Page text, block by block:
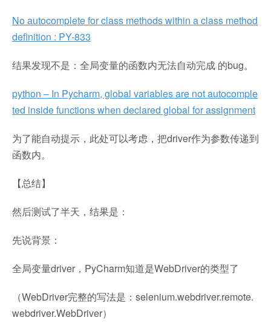
No autocomplete for class methods within a class method
definition : PY-833
结果发现不是：全局变量的函数内无法自动完成 的bug。
python – In Pycharm, global variables are not autocomple
ted inside functions when declared global for assignment
为了能自动提示，此处可以考虑，把driver作为参数传递到
函数内。
【总结】
然后测试了半天，结果是：
先说背景：
全局变量driver，PyCharm知道是WebDriver的类型了
（WebDriver完整的写法是：selenium.webdriver.remote.
webdriver.WebDriver）